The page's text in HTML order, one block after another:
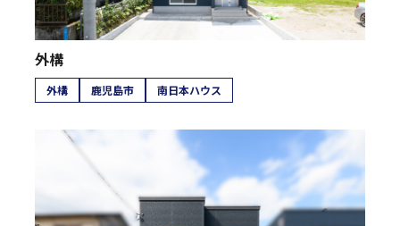
外構
外構 鹿児島市 南日本ハウス